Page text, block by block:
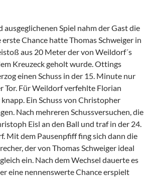
Spiel nahm der Gast die
Chance hatte Thomas Schweiger in
aus 20 Meter der von Weildorf´s
Kreuzeck geholt wurde. Ottings
einen Schuss in der 15. Minute nur
Tor. Für Weildorf verfehlte Florian
Ein Schuss von Christopher
Nach mehreren Schussversuchen, die
Eisl an den Ball und traf in der 24.
Mit dem Pausenpfiff fing sich dann die
der von Thomas Schweiger ideal
ein. Nach dem Wechsel dauerte es
eine nennenswerte Chance erspielt